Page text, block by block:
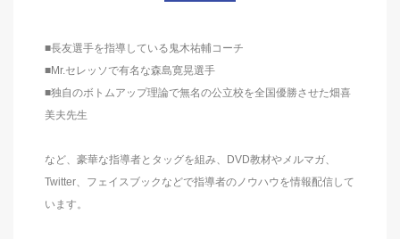
■長友選手を指導している鬼木祐輔コーチ
■Mr.セレッソで有名な森島寛晃選手
■独自のボトムアップ理論で無名の公立校を全国優勝させた畑喜
美夫先生
など、豪華な指導者とタッグを組み、DVD教材やメルマガ、
Twitter、フェイスブックなどで指導者のノウハウを情報配信して
います。